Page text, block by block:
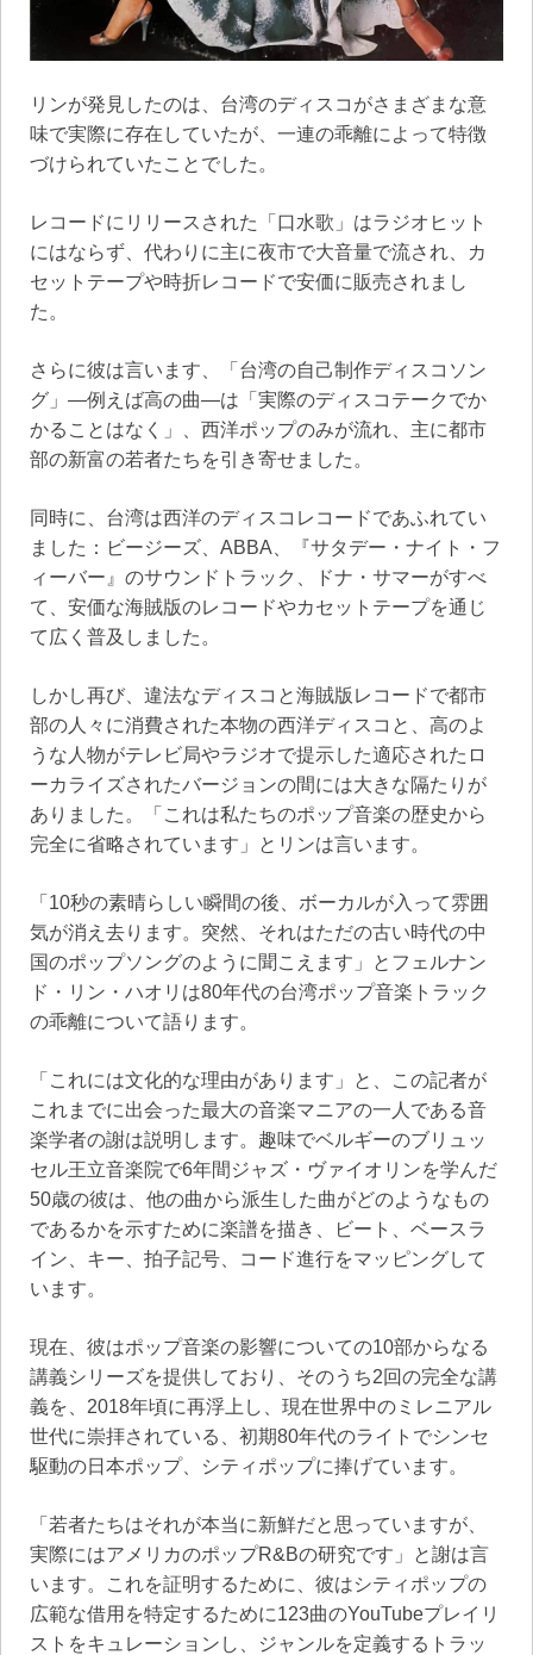
リンが発見したのは、台湾のディスコがさまざまな意
味で実際に存在していたが、一連の乖離によって特徴
づけられていたことでした。
レコードにリリースされた「口水歌」はラジオヒット
にはならず、代わりに主に夜市で大音量で流され、カ
セットテープや時折レコードで安価に販売されまし
た。
さらに彼は言います、「台湾の自己制作ディスコソン
グ」—例えば高の曲—は「実際のディスコテークでか
かることはなく」、西洋ポップのみが流れ、主に都市
部の新富の若者たちを引き寄せました。
同時に、台湾は西洋のディスコレコードであふれてい
ました：ビージーズ、ABBA、『サタデー・ナイト・フ
ィーバー』のサウンドトラック、ドナ・サマーがすべ
て、安価な海賊版のレコードやカセットテープを通じ
て広く普及しました。
しかし再び、違法なディスコと海賊版レコードで都市
部の人々に消費された本物の西洋ディスコと、高のよ
うな人物がテレビ局やラジオで提示した適応されたロ
ーカライズされたバージョンの間には大きな隔たりが
ありました。「これは私たちのポップ音楽の歴史から
完全に省略されています」とリンは言います。
「10秒の素晴らしい瞬間の後、ボーカルが入って雰囲
気が消え去ります。突然、それはただの古い時代の中
国のポップソングのように聞こえます」とフェルナン
ド・リン・ハオリは80年代の台湾ポップ音楽トラック
の乖離について語ります。
「これには文化的な理由があります」と、この記者が
これまでに出会った最大の音楽マニアの一人である音
楽学者の謝は説明します。趣味でベルギーのブリュッ
セル王立音楽院で6年間ジャズ・ヴァイオリンを学んだ
50歳の彼は、他の曲から派生した曲がどのようなもの
であるかを示すために楽譜を描き、ビート、ベースラ
イン、キー、拍子記号、コード進行をマッピングして
います。
現在、彼はポップ音楽の影響についての10部からなる
講義シリーズを提供しており、そのうち2回の完全な講
義を、2018年頃に再浮上し、現在世界中のミレニアル
世代に崇拝されている、初期80年代のライトでシンセ
駆動の日本ポップ、シティポップに捧げています。
「若者たちはそれが本当に新鮮だと思っていますが、
実際にはアメリカのポップR&Bの研究です」と謝は言
います。これを証明するために、彼はシティポップの
広範な借用を特定するために123曲のYouTubeプレイリ
ストをキュレーションし、ジャンルを定義するトラッ